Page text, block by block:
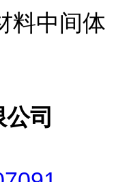
料中间体
司